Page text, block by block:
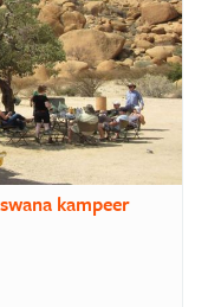
kampeer